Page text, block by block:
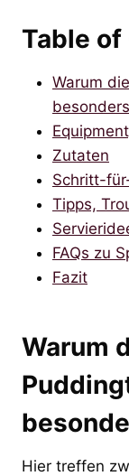
Table
Warum
Zutaten
Schritt-
Tipps,
FAQs zu
Fazit
Warum
Hier treffen